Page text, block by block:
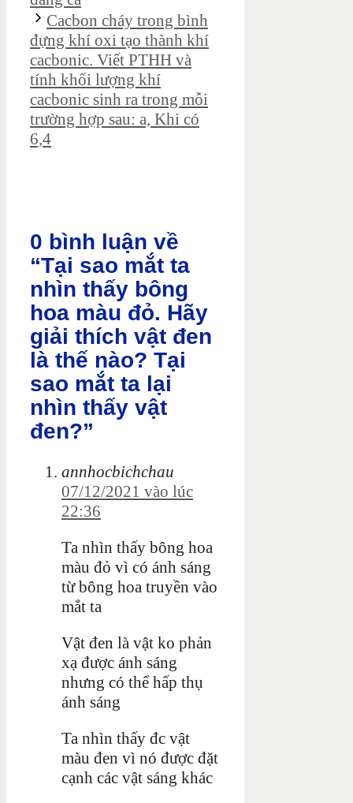
Cacbon cháy trong bình
đựng khí oxi tạo thành khí
cacbonic. Viết PTHH và
tính khối lượng khí
cacbonic sinh ra trong mỗi
trường hợp sau: a, Khi có
6,4
0 bình luận về
“Tại sao mắt ta
nhìn thấy bông
hoa màu đỏ. Hãy
giải thích vật đen
là thế nào? Tại
sao mắt ta lại
nhìn thấy vật
đen?”
annhocbichchau
07/12/2021 vào lúc
22:36
Ta nhìn thấy bông hoa
màu đỏ vì có ánh sáng
từ bông hoa truyền vào
mắt ta
Vật đen là vật ko phản
xạ được ánh sáng
nhưng có thể hấp thụ
ánh sáng
Ta nhìn thấy đc vật
màu đen vì nó được đặt
cạnh các vật sáng khác